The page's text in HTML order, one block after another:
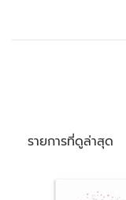
รายการที่ดูล่าสุด